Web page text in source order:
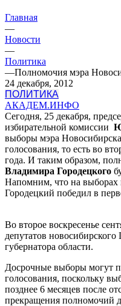
Главная
—
Новости
—
Политика
—Полномочия мэра
24 декабря, 2012
ПОЛИТИКА
АКАДЕМ.ИНФО
Сегодня, 25 декабря,
избирательной комиссии
выборы мэра
голосования, то есть во
года. И таким образом,
Владимира Городецкого
Напомним, что на выборах
Городецкий победил в
Во второе воскресенье
депутатов новосибирского
губернатора области.
Досрочные выборы могут
голосования, поскольку
позднее 6 месяцев после
прекращения полномочий